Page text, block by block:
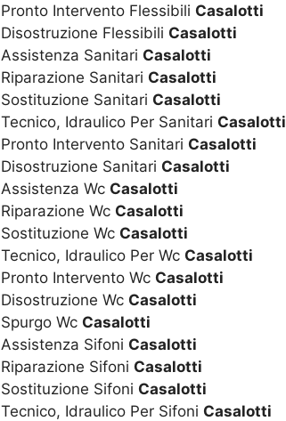
Pronto Intervento Flessibili Casalotti
Disostruzione Flessibili Casalotti
Assistenza Sanitari Casalotti
Riparazione Sanitari Casalotti
Sostituzione Sanitari Casalotti
Tecnico, Idraulico Per Sanitari Casalotti
Pronto Intervento Sanitari Casalotti
Disostruzione Sanitari Casalotti
Assistenza Wc Casalotti
Riparazione Wc Casalotti
Sostituzione Wc Casalotti
Tecnico, Idraulico Per Wc Casalotti
Pronto Intervento Wc Casalotti
Disostruzione Wc Casalotti
Spurgo Wc Casalotti
Assistenza Sifoni Casalotti
Riparazione Sifoni Casalotti
Sostituzione Sifoni Casalotti
Tecnico, Idraulico Per Sifoni Casalotti